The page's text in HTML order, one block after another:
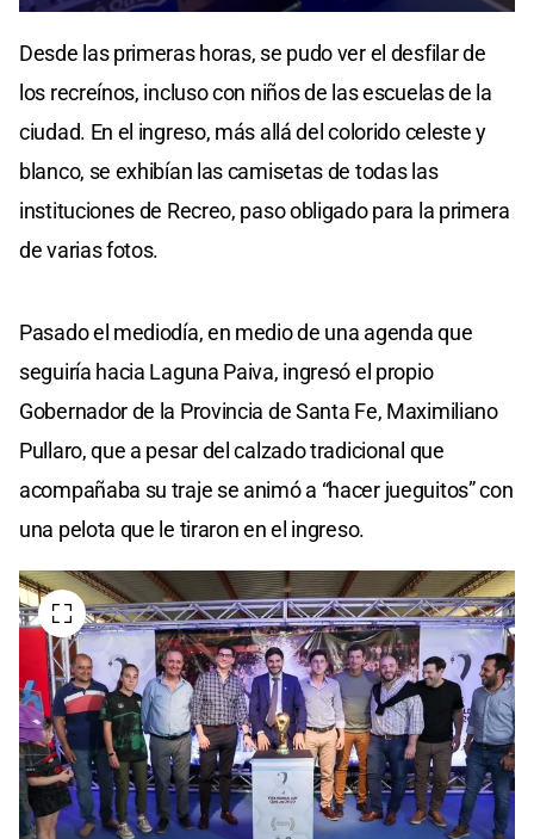
of
minute,
seconds
Desde las primeras horas, se pudo ver el desfilar de
los recreínos, incluso con niños de las escuelas de la
ciudad. En el ingreso, más allá del colorido celeste y
blanco, se exhibían las camisetas de todas las
instituciones de Recreo, paso obligado para la primera
de varias fotos.
Pasado el mediodía, en medio de una agenda que
seguiría hacia Laguna Paiva, ingresó el propio
Gobernador de la Provincia de Santa Fe, Maximiliano
Pullaro, que a pesar del calzado tradicional que
acompañaba su traje se animó a “hacer jueguitos” con
una pelota que le tiraron en el ingreso.